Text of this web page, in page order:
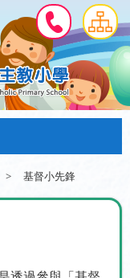
> 基督小先鋒